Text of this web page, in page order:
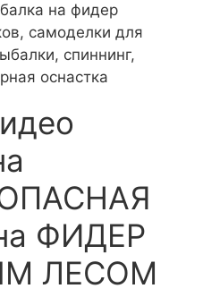
на фидер
самоделки для
спиннинг,
оснастка
ФИДЕР
ЛЕСОМ